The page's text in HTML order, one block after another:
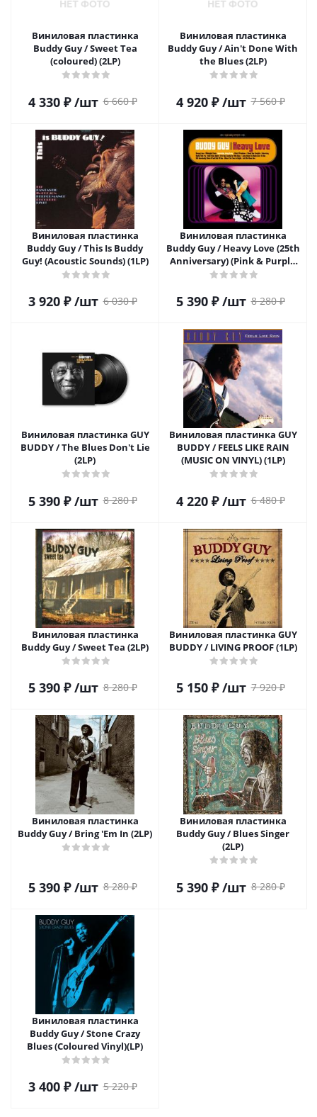
Виниловая пластинка
Buddy Guy / Sweet Tea
(coloured) (2LP)
4 330₽ /шт 6 660₽
Виниловая пластинка
Buddy Guy / Ain't Done With
the Blues (2LP)
4 920₽ /шт 7 560₽
Виниловая пластинка
Buddy Guy / This Is Buddy
Guy! (Acoustic Sounds) (1LP)
3 920₽ /шт 6 030₽
Виниловая пластинка
Buddy Guy / Heavy Love (25th
Anniversary) (Pink & Purple
Marbled) (2LP)
5 390₽ /шт 8 280₽
Виниловая пластинка GUY
BUDDY / The Blues Don't Lie
(2LP)
5 390₽ /шт 8 280₽
Виниловая пластинка GUY
BUDDY / FEELS LIKE RAIN
(MUSIC ON VINYL) (1LP)
4 220₽ /шт 6 480₽
Виниловая пластинка
Buddy Guy / Sweet Tea (2LP)
5 390₽ /шт 8 280₽
Виниловая пластинка GUY
BUDDY / LIVING PROOF (1LP)
5 150₽ /шт 7 920₽
Виниловая пластинка
Buddy Guy / Bring 'Em In (2LP)
5 390₽ /шт 8 280₽
Виниловая пластинка
Buddy Guy / Blues Singer
(2LP)
5 390₽ /шт 8 280₽
Виниловая пластинка
Buddy Guy / Stone Crazy
Blues (Coloured Vinyl)(LP)
3 400₽ /шт 5 220₽